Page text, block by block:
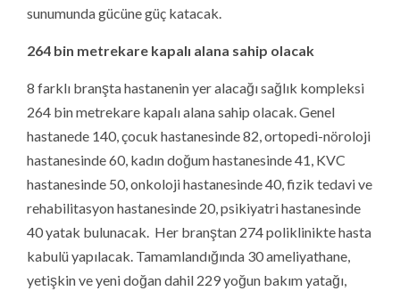
yer alacağı şehir hastanesinde 6 yataklı iyotlu tedavi
ünitesi, 60 yataklı palyatif servis, 8 yataklı yanık kliniği ile
Aydın 950 Yataklı Şehir Hastanesi (Devlet Hastanesi)
(Arsa Alanı 139.025 m – Kapalı Alan 265.000 m 2)
Yapım İşiihalesini kazanan firma ile 04.11.2020 tarihinde
sözleşme imzalandı.1.360.970.290,58 TL yaklaşık
maliyetli işi976.424.000,00 TL bedel ileKolin İnşaat +
Zey Yapı Sanayiiş ortaklığı aldı. İşin süresi750takvim
günüdür. (Proje Müellifi: Projen Mimarlık – Fiziki
İlerleme: %1)